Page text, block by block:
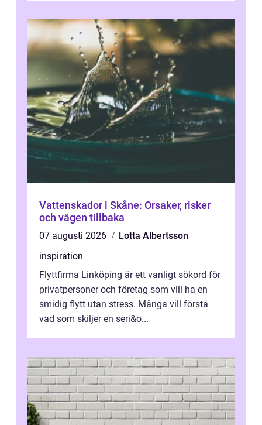
Vattenskador i Skåne: Orsaker, risker
och vägen tillbaka
07 augusti 2026
Lotta Albertsson
inspiration
Flyttfirma Linköping är ett vanligt sökord för
privatpersoner och företag som vill ha en
smidig flytt utan stress. Många vill förstå
vad som skiljer en seri&o...